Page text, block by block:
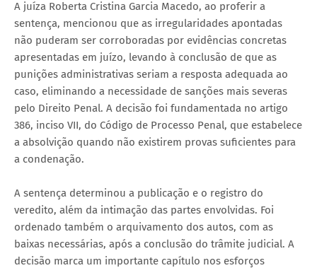
A juíza Roberta Cristina Garcia Macedo, ao proferir a
sentença, mencionou que as irregularidades apontadas
não puderam ser corroboradas por evidências concretas
apresentadas em juízo, levando à conclusão de que as
punições administrativas seriam a resposta adequada ao
caso, eliminando a necessidade de sanções mais severas
pelo Direito Penal. A decisão foi fundamentada no artigo
386, inciso VII, do Código de Processo Penal, que estabelece
a absolvição quando não existirem provas suficientes para
a condenação.
A sentença determinou a publicação e o registro do
veredito, além da intimação das partes envolvidas. Foi
ordenado também o arquivamento dos autos, com as
baixas necessárias, após a conclusão do trâmite judicial. A
decisão marca um importante capítulo nos esforços